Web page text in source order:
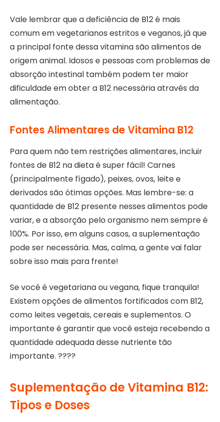
Vale lembrar que a deficiência de B12 é mais
comum em vegetarianos estritos e veganos, já que
a principal fonte dessa vitamina são alimentos de
origem animal. Idosos e pessoas com problemas de
absorção intestinal também podem ter maior
dificuldade em obter a B12 necessária através da
alimentação.
Fontes Alimentares de Vitamina B12
Para quem não tem restrições alimentares, incluir
fontes de B12 na dieta é super fácil! Carnes
(principalmente fígado), peixes, ovos, leite e
derivados são ótimas opções. Mas lembre-se: a
quantidade de B12 presente nesses alimentos pode
variar, e a absorção pelo organismo nem sempre é
100%. Por isso, em alguns casos, a suplementação
pode ser necessária. Mas, calma, a gente vai falar
sobre isso mais para frente!
Se você é vegetariana ou vegana, fique tranquila!
Existem opções de alimentos fortificados com B12,
como leites vegetais, cereais e suplementos. O
importante é garantir que você esteja recebendo a
quantidade adequada desse nutriente tão
importante. ????
Suplementação de Vitamina B12:
Tipos e Doses